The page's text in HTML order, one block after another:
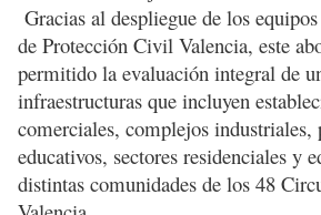
Gracias al despliegue de los
de Protección Civil Valencia, este
permitido la evaluación integral de
infraestructuras que incluyen
comerciales, complejos industriales,
educativos, sectores residenciales y
distintas comunidades de los 48